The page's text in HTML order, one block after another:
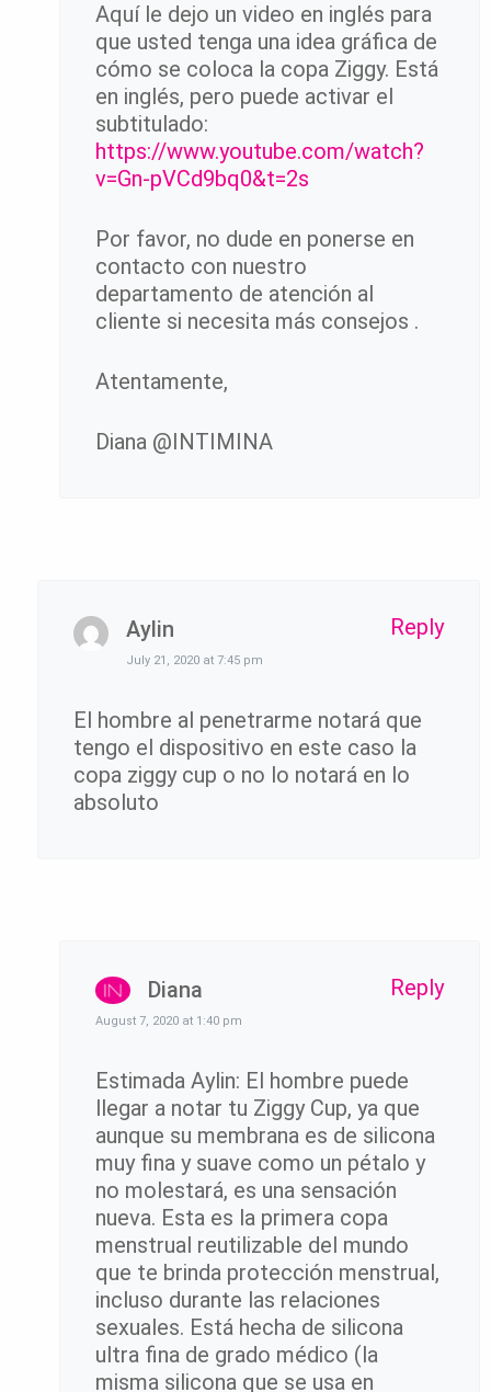
Aquí le dejo un video en inglés para
que usted tenga una idea gráfica de
cómo se coloca la copa Ziggy. Está
en inglés, pero puede activar el
subtitulado:
https://www.youtube.com/watch?
v=Gn-pVCd9bq0&t=2s
Por favor, no dude en ponerse en
contacto con nuestro
departamento de atención al
cliente si necesita más consejos .
Atentamente,
Diana @INTIMINA
Aylin
July 21, 2020 at 7:45 pm
El hombre al penetrarme notará que
tengo el dispositivo en este caso la
copa ziggy cup o no lo notará en lo
absoluto
Reply
Diana
August 7, 2020 at 1:40 pm
Estimada Aylin: El hombre puede
llegar a notar tu Ziggy Cup, ya que
aunque su membrana es de silicona
muy fina y suave como un pétalo y
no molestará, es una sensación
nueva. Esta es la primera copa
menstrual reutilizable del mundo
que te brinda protección menstrual,
incluso durante las relaciones
sexuales. Está hecha de silicona
ultra fina de grado médico (la
misma silicona que se usa en
Reply